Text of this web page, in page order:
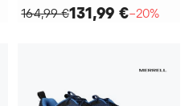
164,99 €131,99 €−20%